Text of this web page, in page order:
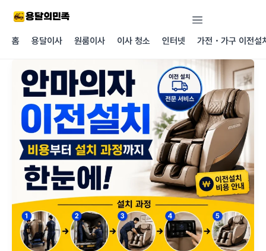
건너뛰기
홈
용달이사 원룸이사 이사 청소 인터넷 가전・가구 이전설